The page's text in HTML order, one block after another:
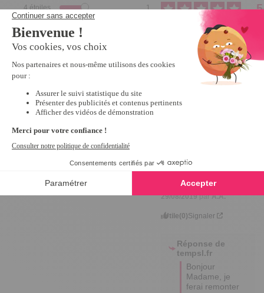
4étoiles
1
3étoiles
2étoiles
1 étoile
Trier les avis
5
Avis vérifié
recommanderai par la
suie, à ce prix !
Avis du 10/10/2019 , suite à
une expérience du
A.A.
Utile
avis donné plus haut.
Avis du 08/10/2019
une expérience du
29/08/2019 parA.A.
Utile(0)Signaler
Réponse de
tempsl.fr
Bonjour
Madame, je
ferai remonter